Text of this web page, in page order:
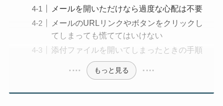
メールを開いただけなら過度な心配は不要
メールのURLリンクやボタンをクリックし
てしまっても慌ててはいけない
添付ファイルを開いてしまったときの手順
もっと見る